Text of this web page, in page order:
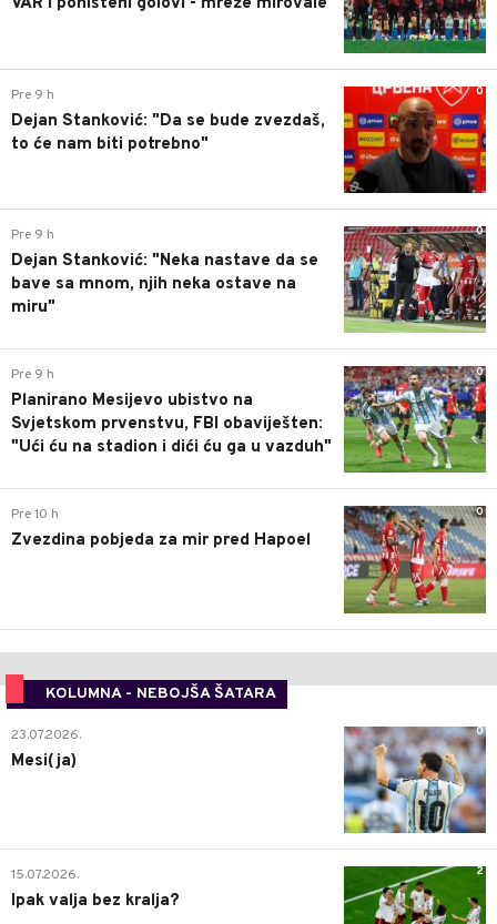
0
Pre 9 h
Dejan Stanković: "Da se bude zvezdaš,
to će nam biti potrebno"
0
Pre 9 h
Dejan Stanković: "Neka nastave da se
bave sa mnom, njih neka ostave na
miru"
0
Pre 9 h
Planirano Mesijevo ubistvo na
Svjetskom prvenstvu, FBI obaviješten:
"Ući ću na stadion i dići ću ga u vazduh"
0
Pre 10 h
Zvezdina pobjeda za mir pred Hapoel
KOLUMNA - NEBOJŠA ŠATARA
0
23.07.2026.
Mesi(ja)
2
15.07.2026.
Ipak valja bez kralja?